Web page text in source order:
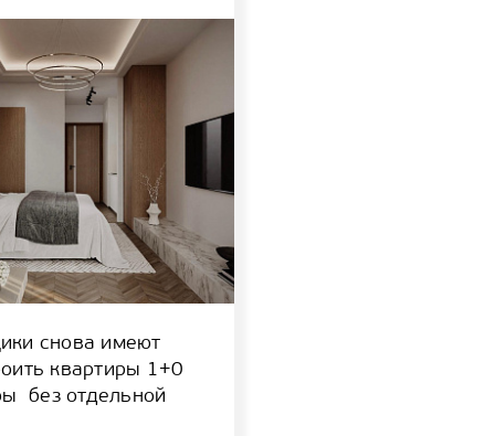
снова имеют
квартиры 1+0
без отдельной